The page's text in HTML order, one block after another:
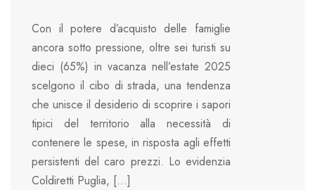
Con il potere d’acquisto delle famiglie
ancora sotto pressione, oltre sei turisti su
dieci (65%) in vacanza nell’estate 2025
scelgono il cibo di strada, una tendenza
che unisce il desiderio di scoprire i sapori
tipici del territorio alla necessità di
contenere le spese, in risposta agli effetti
persistenti del caro prezzi. Lo evidenzia
Coldiretti Puglia, […]